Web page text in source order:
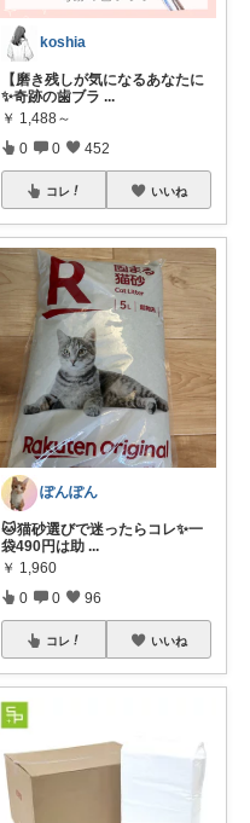
koshia
【磨き残しが気になるあなたに
✨奇跡の歯ブラ ...
￥ 1,488～
0 0 452
コレ いいね
ぽんぽん
🐱猫砂選びで迷ったらコレ✨一
袋490円は助 ...
￥ 1,960
0 0 96
コレ いいね